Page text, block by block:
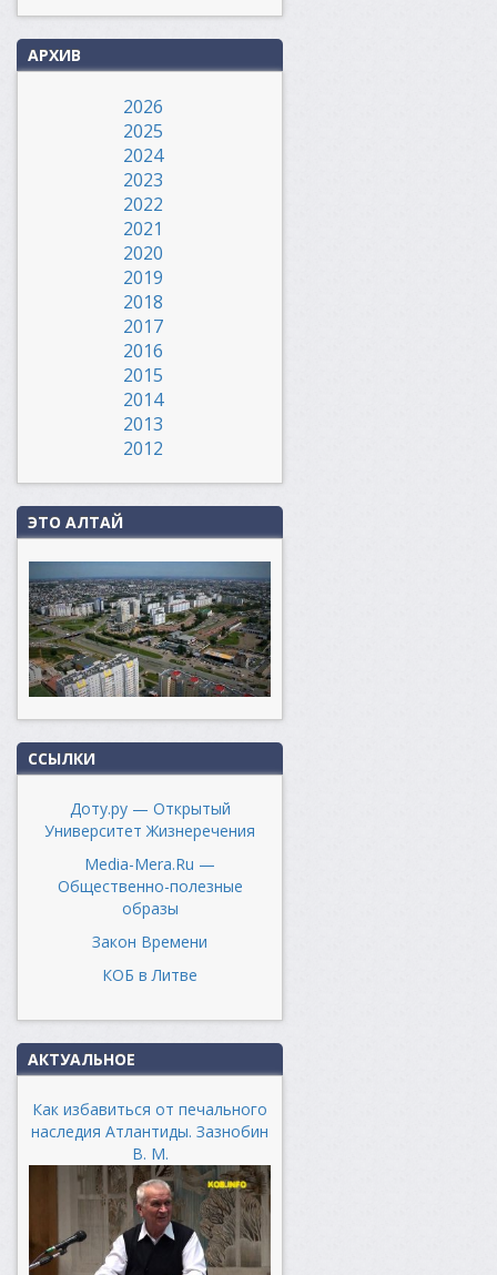
АРХИВ
2026
2025
2024
2023
2022
2021
2020
2019
2018
2017
2016
2015
2014
2013
2012
ЭТО АЛТАЙ
ССЫЛКИ
Доту.ру — Открытый
Университет Жизнеречения
Media-Mera.Ru —
Общественно-полезные
образы
Закон Времени
КОБ в Литве
АКТУАЛЬНОЕ
Как избавиться от печального
наследия Атлантиды. Зазнобин
В. М.